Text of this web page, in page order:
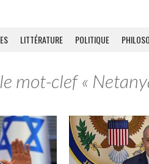
LITTÉRATURE POLITIQUE
mot-clef «